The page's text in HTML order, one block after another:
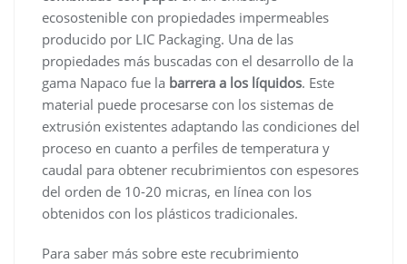
ecosostenible con propiedades impermeables
producido por LIC Packaging. Una de las
propiedades más buscadas con el desarrollo de la
gama Napaco fue la barrera a los líquidos. Este
material puede procesarse con los sistemas de
extrusión existentes adaptando las condiciones del
proceso en cuanto a perfiles de temperatura y
caudal para obtener recubrimientos con espesores
del orden de 10-20 micras, en línea con los
obtenidos con los plásticos tradicionales.
Para saber más sobre este recubrimiento